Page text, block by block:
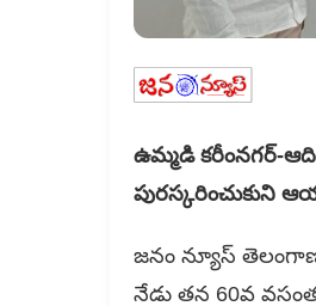
ఉమ్మడి కరీంనగర్-
పురస్కరించుకుని
జనం న్యూస్
నేడు తన 60వ